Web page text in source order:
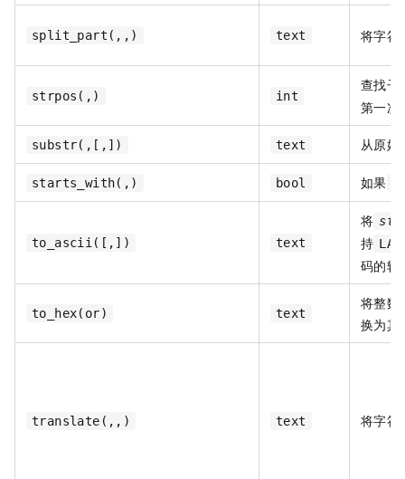
split_part(,,) text 将字符
strpos(,) int
查找
第一次
substr(,[,]) text 从原始
starts_with(,) bool 如果
to_ascii([,]) text
将
持
码的转
to_hex(or) text
将整数
换为其
translate(,,) text 将字符